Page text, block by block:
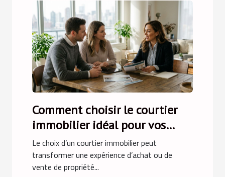
Comment choisir le courtier
immobilier idéal pour vos
besoins ?
Le choix d’un courtier immobilier peut
transformer une expérience d’achat ou de
vente de propriété...